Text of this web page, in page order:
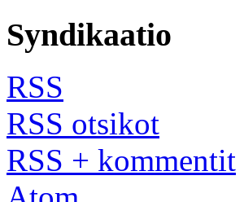
Syndikaatio
RSS
RSS otsikot
RSS + kommentit